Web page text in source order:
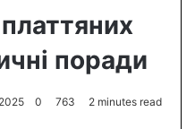
поради
0 763 2 minutes read